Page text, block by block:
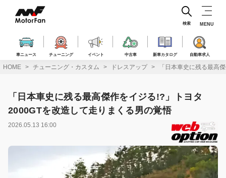
ス
車ニュース チューニング イベント 中古車 新車カタログ 自動車求人
検索 MENU
HOME チューニング・カスタム ドレスアップ 「日本車史に残る最高
「日本車史に残る最高傑作をイジる!?」トヨタ
2000GTを改造して走りまくる男の覚悟
2026.05.13 16:00